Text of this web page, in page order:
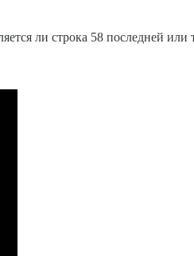
ли строка 58 последней или